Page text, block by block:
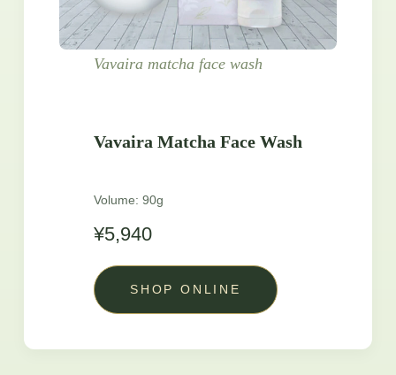
Vavaira matcha face wash
Vavaira Matcha Face Wash
Volume: 90g
¥5,940
SHOP ONLINE